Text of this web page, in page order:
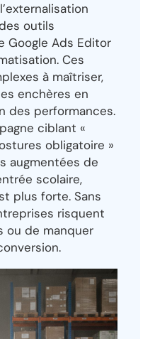
outils
Google Ads Editor
Ces
à maîtriser,
enchères en
des performances.
ciblant «
obligatoire »
augmentées de
scolaire,
plus forte. Sans
risquent
ou de manquer